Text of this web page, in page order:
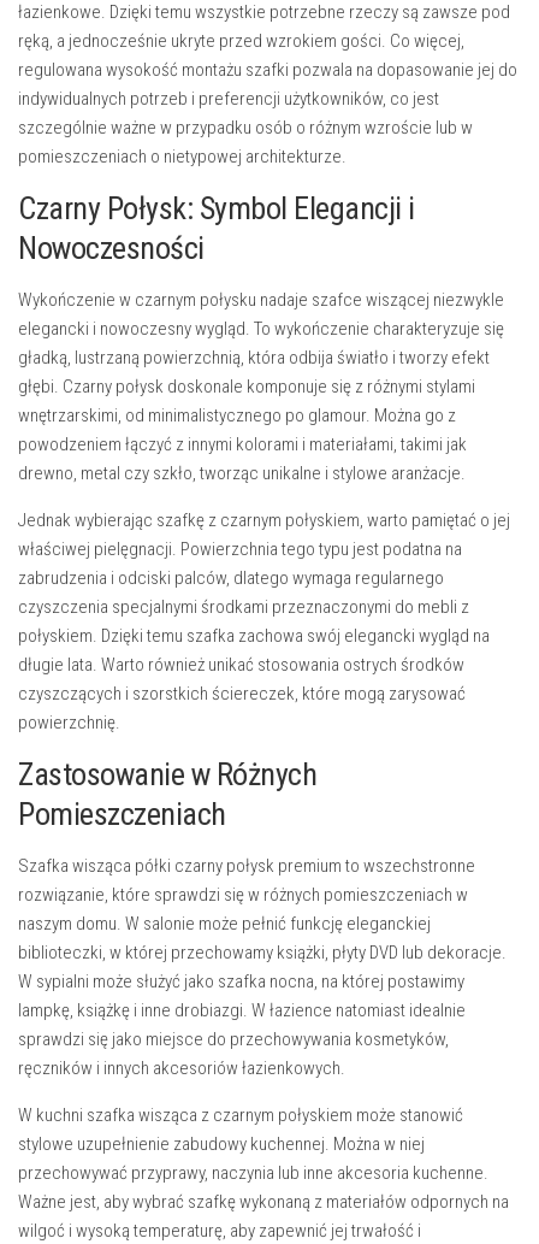
łazienkowe. Dzięki temu wszystkie potrzebne rzeczy są zawsze pod
ręką, a jednocześnie ukryte przed wzrokiem gości. Co więcej,
regulowana wysokość montażu szafki pozwala na dopasowanie jej do
indywidualnych potrzeb i preferencji użytkowników, co jest
szczególnie ważne w przypadku osób o różnym wzroście lub w
pomieszczeniach o nietypowej architekturze.
Czarny Połysk: Symbol Elegancji i
Nowoczesności
Wykończenie w czarnym połysku nadaje szafce wiszącej niezwykle
elegancki i nowoczesny wygląd. To wykończenie charakteryzuje się
gładką, lustrzaną powierzchnią, która odbija światło i tworzy efekt
głębi. Czarny połysk doskonale komponuje się z różnymi stylami
wnętrzarskimi, od minimalistycznego po glamour. Można go z
powodzeniem łączyć z innymi kolorami i materiałami, takimi jak
drewno, metal czy szkło, tworząc unikalne i stylowe aranżacje.
Jednak wybierając szafkę z czarnym połyskiem, warto pamiętać o jej
właściwej pielęgnacji. Powierzchnia tego typu jest podatna na
zabrudzenia i odciski palców, dlatego wymaga regularnego
czyszczenia specjalnymi środkami przeznaczonymi do mebli z
połyskiem. Dzięki temu szafka zachowa swój elegancki wygląd na
długie lata. Warto również unikać stosowania ostrych środków
czyszczących i szorstkich ściereczek, które mogą zarysować
powierzchnię.
Zastosowanie w Różnych
Pomieszczeniach
Szafka wisząca półki czarny połysk premium to wszechstronne
rozwiązanie, które sprawdzi się w różnych pomieszczeniach w
naszym domu. W salonie może pełnić funkcję eleganckiej
biblioteczki, w której przechowamy książki, płyty DVD lub dekoracje.
W sypialni może służyć jako szafka nocna, na której postawimy
lampkę, książkę i inne drobiazgi. W łazience natomiast idealnie
sprawdzi się jako miejsce do przechowywania kosmetyków,
ręczników i innych akcesoriów łazienkowych.
W kuchni szafka wisząca z czarnym połyskiem może stanowić
stylowe uzupełnienie zabudowy kuchennej. Można w niej
przechowywać przyprawy, naczynia lub inne akcesoria kuchenne.
Ważne jest, aby wybrać szafkę wykonaną z materiałów odpornych na
wilgoć i wysoką temperaturę, aby zapewnić jej trwałość i